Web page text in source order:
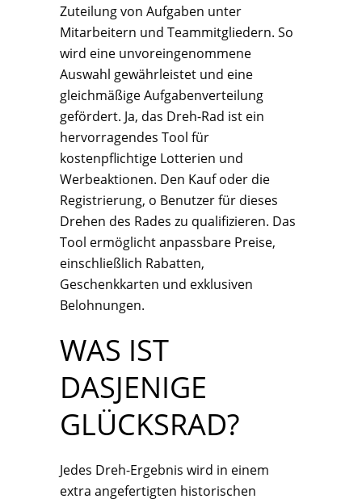
Zuteilung von Aufgaben unter
Mitarbeitern und Teammitgliedern. So
wird eine unvoreingenommene
Auswahl gewährleistet und eine
gleichmäßige Aufgabenverteilung
gefördert. Ja, das Dreh-Rad ist ein
hervorragendes Tool für
kostenpflichtige Lotterien und
Werbeaktionen. Den Kauf oder die
Registrierung, o Benutzer für dieses
Drehen des Rades zu qualifizieren. Das
Tool ermöglicht anpassbare Preise,
einschließlich Rabatten,
Geschenkkarten und exklusiven
Belohnungen.
WAS IST
DASJENIGE
GLÜCKSRAD?
Jedes Dreh-Ergebnis wird in einem
extra angefertigten historischen